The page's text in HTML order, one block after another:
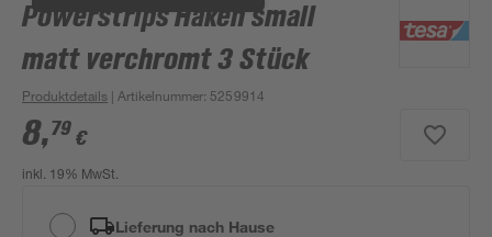
Powerstrips Haken small
matt verchromt 3 Stück
Produktdetails | Artikelnummer: 5259914
8,79 €
inkl. 19% MwSt.
Lieferung nach Hause